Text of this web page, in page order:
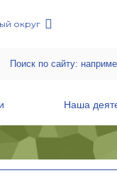
округ
Наша